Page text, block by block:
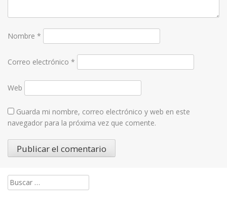
Nombre *
Correo electrónico *
Web
Guarda mi nombre, correo electrónico y web en este
navegador para la próxima vez que comente.
Buscar: